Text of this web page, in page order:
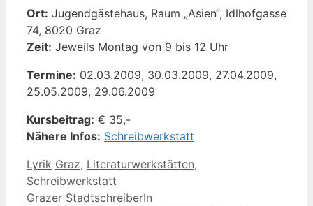
Ort: Jugendgästehaus, Raum „Asien“, Idlhofgasse
74, 8020 Graz
Zeit: Jeweils Montag von 9 bis 12 Uhr
Termine: 02.03.2009, 30.03.2009, 27.04.2009,
25.05.2009, 29.06.2009
Kursbeitrag: € 35,-
Nähere Infos: Schreibwerkstatt
Kategorien
Lyrik Schlagwörter
Graz, Literaturwerkstätten,
Schreibwerkstatt
Grazer StadtschreiberIn